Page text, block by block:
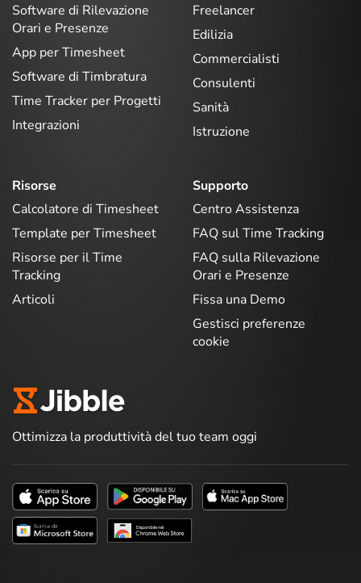
Software di Rilevazione
Orari e Presenze
App per Timesheet
Software di Timbratura
Time Tracker per Progetti
Integrazioni
Freelancer
Edilizia
Commercialisti
Consulenti
Sanità
Istruzione
Risorse
Calcolatore di Timesheet
Template per Timesheet
Risorse per il Time
Tracking
Articoli
Supporto
Centro Assistenza
FAQ sul Time Tracking
FAQ sulla Rilevazione
Orari e Presenze
Fissa una Demo
Gestisci preferenze
cookie
Ottimizza la produttività del tuo team oggi